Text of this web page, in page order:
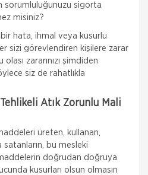
sorumluluğunuzu sigorta
misiniz?
hata, ihmal veya kusurlu
sizi görevlendiren kişilere zarar
zararınızı şimdiden
siz de rahatlıkla
Atık Zorunlu Mali
maddeleri üreten, kullanan,
bu mesleki
doğrudan doğruya
kusurları olsun olmasın